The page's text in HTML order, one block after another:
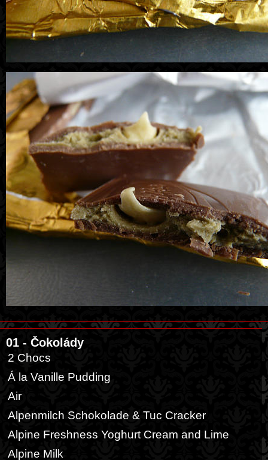
01 - Čokolády
2 Chocs
Á la Vanille Pudding
Air
Alpenmilch Schokolade & Tuc Cracker
Alpine Freshness Yoghurt Cream and Lime
Alpine Milk